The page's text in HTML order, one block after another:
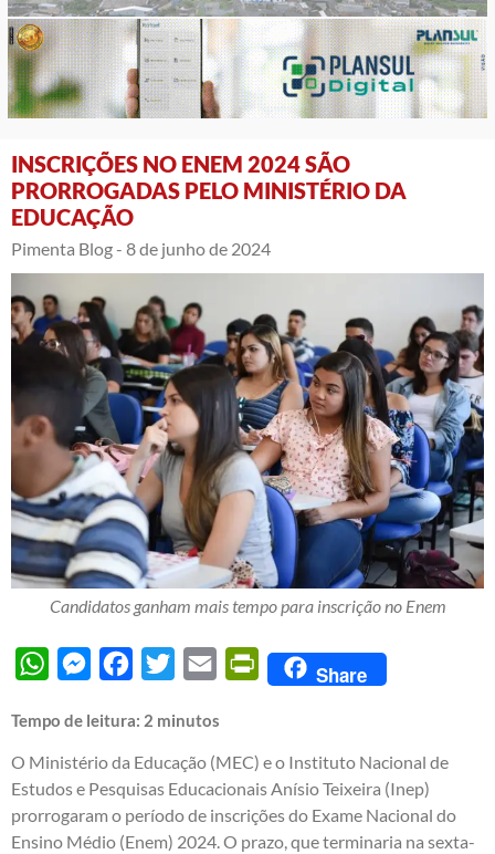
INSCRIÇÕES NO ENEM 2024 SÃO
PRORROGADAS PELO MINISTÉRIO DA
EDUCAÇÃO
Pimenta Blog - 8 de junho de 2024
Candidatos ganham mais tempo para inscrição no Enem
WhatsAppMessengerFacebook
Twitter Email PrintFriendly
Share
Tempo de leitura: 2 minutos
O Ministério da Educação (MEC) e o Instituto Nacional de
Estudos e Pesquisas Educacionais Anísio Teixeira (Inep)
prorrogaram o período de inscrições do Exame Nacional do
Ensino Médio (Enem) 2024. O prazo, que terminaria na sexta-